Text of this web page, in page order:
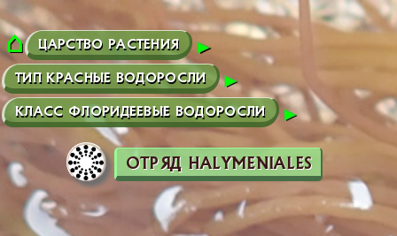
ЦАРСТВО РАСТЕНИЯ
ТИП КРАСНЫЕ ВОДОРОСЛИ
КЛАСС ФЛОРИДЕЕВЫЕ ВОДОРОСЛИ
ОТРЯД HALYMENIALES